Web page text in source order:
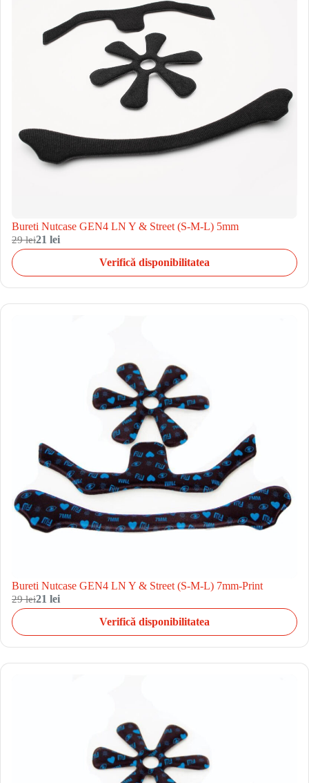
Bureti Nutcase GEN4 LN Y & Street (S-M-L) 5mm
29 lei21 lei
Verifică disponibilitatea
Bureti Nutcase GEN4 LN Y & Street (S-M-L) 7mm-Print
29 lei21 lei
Verifică disponibilitatea